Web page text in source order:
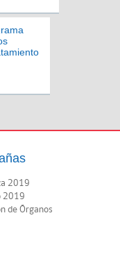
2019
2019
de Órganos